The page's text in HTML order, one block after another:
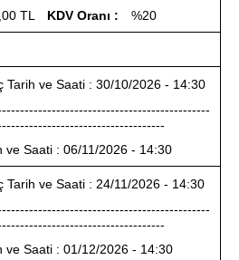
TL KDV Oranı : %20
Tarih ve Saati : 30/10/2026 - 14:30
ve Saati : 06/11/2026 - 14:30
Tarih ve Saati : 24/11/2026 - 14:30
ve Saati : 01/12/2026 - 14:30